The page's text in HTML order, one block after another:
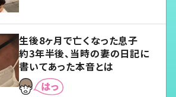
生後8ヶ月で亡くなった息子
約3年半後、当時の妻の日記に
書いてあった本音とは